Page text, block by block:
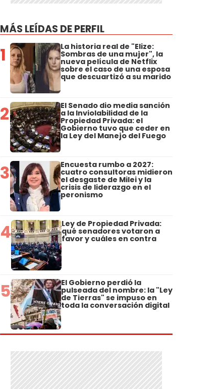
MÁS LEÍDAS DE PERFIL
1 La historia real de "Elize:
Sombras de una mujer", la
nueva película de Netflix
sobre el caso de una esposa
que descuartizó a su marido
2 El Senado dio media sanción
a la Inviolabilidad de la
Propiedad Privada: el
Gobierno tuvo que ceder en
la Ley del Manejo del Fuego
3 Encuesta rumbo a 2027:
cuatro consultoras midieron
el desgaste de Milei y la
crisis de liderazgo en el
peronismo
4 Ley de Propiedad Privada:
qué senadores votaron a
favor y cuáles en contra
5 El Gobierno perdió la
pulseada del nombre: la "Ley
de Tierras" se impuso en
toda la conversación digital